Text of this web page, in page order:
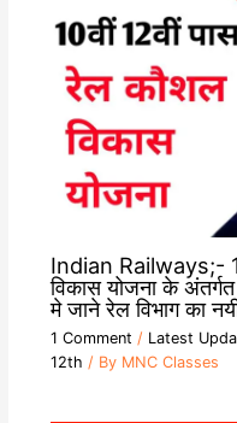
Indian Railways;-
विकास योजना के
मे जाने रेल विभाग का
1 Comment / Latest
12th / By MNC Classes